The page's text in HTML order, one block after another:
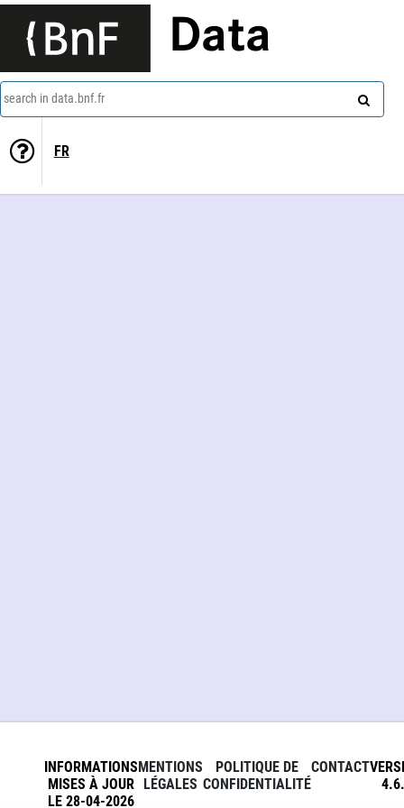
Data
search in data.bnf.fr
FR
INFORMATIONS
MISES À JOUR
LE 28-04-2026
MENTIONS
LÉGALES
POLITIQUE DE
CONFIDENTIALITÉ
CONTACT